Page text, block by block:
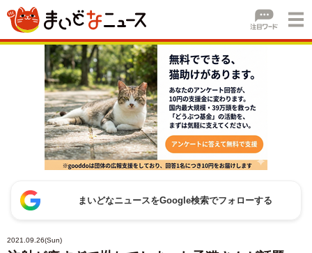
まいどなニュースをGoogle検索でフォローする
2021.09.26(Sun)